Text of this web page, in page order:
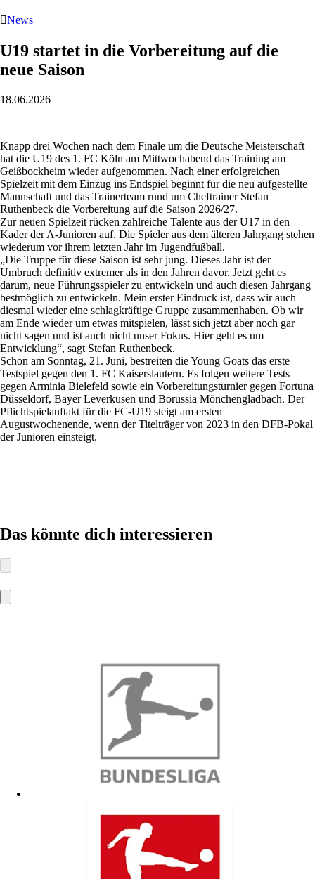
News
U19 startet in die Vorbereitung auf die
neue Saison
18.06.2026
Knapp drei Wochen nach dem Finale um die Deutsche Meisterschaft
hat die U19 des 1. FC Köln am Mittwochabend das Training am
Geißbockheim wieder aufgenommen. Nach einer erfolgreichen
Spielzeit mit dem Einzug ins Endspiel beginnt für die neu aufgestellte
Mannschaft und das Trainerteam rund um Cheftrainer Stefan
Ruthenbeck die Vorbereitung auf die Saison 2026/27.
Zur neuen Spielzeit rücken zahlreiche Talente aus der U17 in den
Kader der A-Junioren auf. Die Spieler aus dem älteren Jahrgang stehen
wiederum vor ihrem letzten Jahr im Jugendfußball.
„Die Truppe für diese Saison ist sehr jung. Dieses Jahr ist der
Umbruch definitiv extremer als in den Jahren davor. Jetzt geht es
darum, neue Führungsspieler zu entwickeln und auch diesen Jahrgang
bestmöglich zu entwickeln. Mein erster Eindruck ist, dass wir auch
diesmal wieder eine schlagkräftige Gruppe zusammenhaben. Ob wir
am Ende wieder um etwas mitspielen, lässt sich jetzt aber noch gar
nicht sagen und ist auch nicht unser Fokus. Hier geht es um
Entwicklung“, sagt Stefan Ruthenbeck.
Schon am Sonntag, 21. Juni, bestreiten die Young Goats das erste
Testspiel gegen den 1. FC Kaiserslautern. Es folgen weitere Tests
gegen Arminia Bielefeld sowie ein Vorbereitungsturnier gegen Fortuna
Düsseldorf, Bayer Leverkusen und Borussia Mönchengladbach. Der
Pflichtspielauftakt für die FC-U19 steigt am ersten
Augustwochenende, wenn der Titelträger von 2023 in den DFB-Pokal
der Junioren einsteigt.
Das könnte dich interessieren